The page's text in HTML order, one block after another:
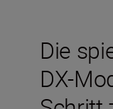
Die
DX-